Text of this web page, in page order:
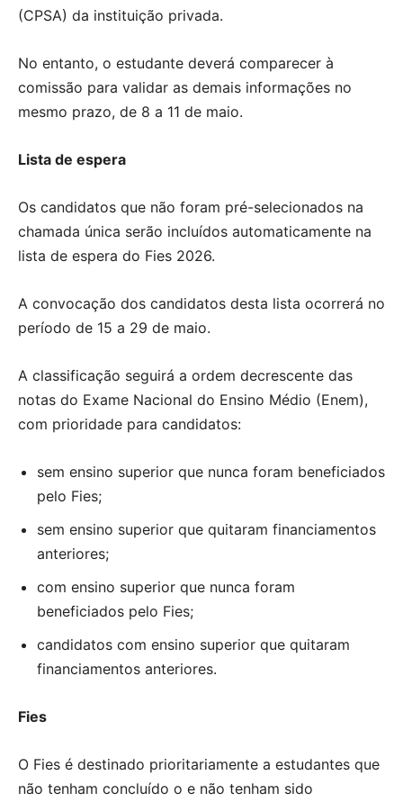
(CPSA) da instituição privada.
No entanto, o estudante deverá comparecer à
comissão para validar as demais informações no
mesmo prazo, de 8 a 11 de maio.
Lista de espera
Os candidatos que não foram pré-selecionados na
chamada única serão incluídos automaticamente na
lista de espera do Fies 2026.
A convocação dos candidatos desta lista ocorrerá no
período de 15 a 29 de maio.
A classificação seguirá a ordem decrescente das
notas do Exame Nacional do Ensino Médio (Enem),
com prioridade para candidatos:
sem ensino superior que nunca foram beneficiados
pelo Fies;
sem ensino superior que quitaram financiamentos
anteriores;
com ensino superior que nunca foram
beneficiados pelo Fies;
candidatos com ensino superior que quitaram
financiamentos anteriores.
Fies
O Fies é destinado prioritariamente a estudantes que
não tenham concluído o e não tenham sido